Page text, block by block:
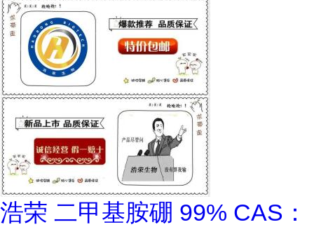
浩荣 二甲基胺硼 99% CAS：